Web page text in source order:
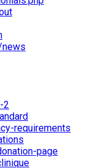
2
requirements
page